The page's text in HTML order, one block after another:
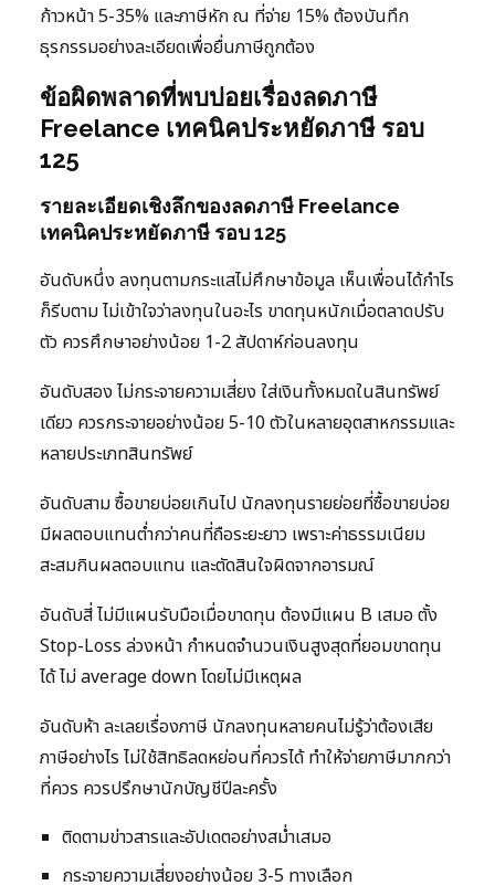
ก้าวหน้า 5-35% และภาษีหัก ณ ที่จ่าย 15% ต้องบันทึก
ธุรกรรมอย่างละเอียดเพื่อยื่นภาษีถูกต้อง
ข้อผิดพลาดที่พบบ่อยเรื่องลดภาษี
Freelance เทคนิคประหยัดภาษี รอบ
125
รายละเอียดเชิงลึกของลดภาษี Freelance
เทคนิคประหยัดภาษี รอบ 125
อันดับหนึ่ง ลงทุนตามกระแสไม่ศึกษาข้อมูล เห็นเพื่อนได้กำไร
ก็รีบตาม ไม่เข้าใจว่าลงทุนในอะไร ขาดทุนหนักเมื่อตลาดปรับ
ตัว ควรศึกษาอย่างน้อย 1-2 สัปดาห์ก่อนลงทุน
อันดับสอง ไม่กระจายความเสี่ยง ใส่เงินทั้งหมดในสินทรัพย์
เดียว ควรกระจายอย่างน้อย 5-10 ตัวในหลายอุตสาหกรรมและ
หลายประเภทสินทรัพย์
อันดับสาม ซื้อขายบ่อยเกินไป นักลงทุนรายย่อยที่ซื้อขายบ่อย
มีผลตอบแทนต่ำกว่าคนที่ถือระยะยาว เพราะค่าธรรมเนียม
สะสมกินผลตอบแทน และตัดสินใจผิดจากอารมณ์
อันดับสี่ ไม่มีแผนรับมือเมื่อขาดทุน ต้องมีแผน B เสมอ ตั้ง
Stop-Loss ล่วงหน้า กำหนดจำนวนเงินสูงสุดที่ยอมขาดทุน
ได้ ไม่ average down โดยไม่มีเหตุผล
อันดับห้า ละเลยเรื่องภาษี นักลงทุนหลายคนไม่รู้ว่าต้องเสีย
ภาษีอย่างไร ไม่ใช้สิทธิลดหย่อนที่ควรได้ ทำให้จ่ายภาษีมากกว่า
ที่ควร ควรปรึกษานักบัญชีปีละครั้ง
ติดตามข่าวสารและอัปเดตอย่างสม่ำเสมอ
กระจายความเสี่ยงอย่างน้อย 3-5 ทางเลือก